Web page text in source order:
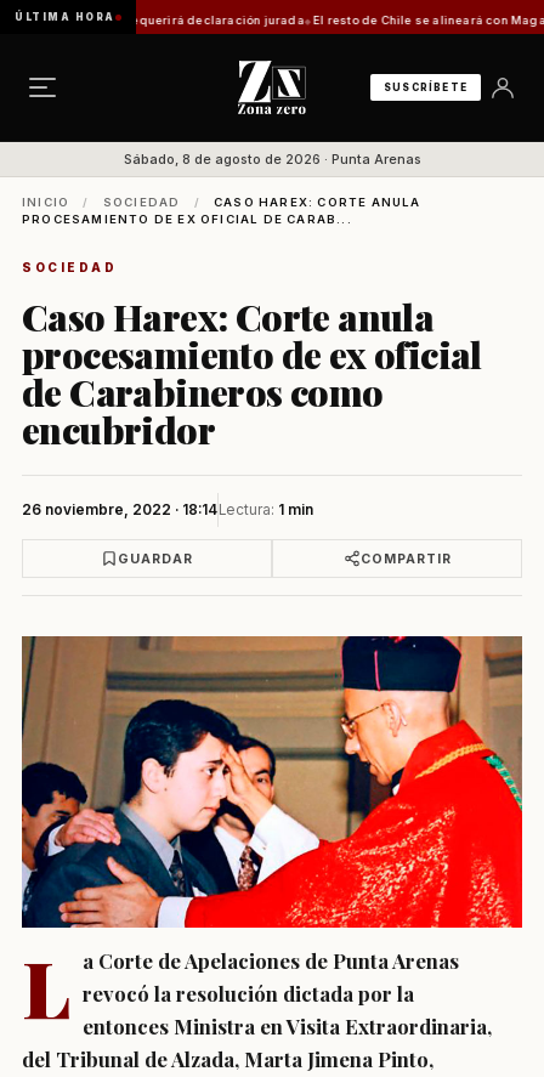
ÚLTIMA HORA
trámite requerirá declaración jurada El resto de Chile se alineará con
SUSCRÍBETE
Sábado, 8 de agosto de 2026 · Punta Arenas
INICIO / SOCIEDAD /
CASO HAREX: CORTE ANULA
PROCESAMIENTO DE EX OFICIAL DE CARAB...
SOCIEDAD
Caso Harex: Corte anula
procesamiento de ex oficial
de Carabineros como
encubridor
26 noviembre, 2022 · 18:14Lectura: 1 min
GUARDAR COMPARTIR
L a Corte de Apelaciones de Punta Arenas
revocó la resolución dictada por la
entonces Ministra en Visita Extraordinaria,
del Tribunal de Alzada, Marta Jimena Pinto,